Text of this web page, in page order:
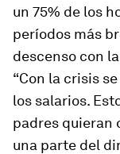
un 75% de los
períodos más
descenso con
“Con la crisis
los salarios.
padres quieran
una parte del